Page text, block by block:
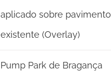
aplicado sobre pavimento
existente (Overlay)
Pump Park de Bragança